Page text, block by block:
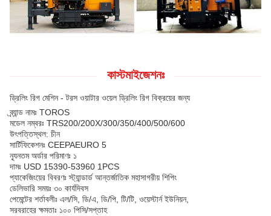
কাস্টমাইজেশনঃ
ড্রিলিং রিগ মেশিন - টরস ওয়াটার ওয়েল ড্রিলিং রিগ বিক্রয়ের জন্য
ব্র্যান্ড নামঃ TOROS
মডেল নম্বরঃ TRS200/200X/300/350/400/500/600
উৎপত্তিস্থল: চীন
সার্টিফিকেশনঃ CEEPAEURO 5
ন্যূনতম অর্ডার পরিমাণঃ ১
দামঃ USD 15390-53960 1PCS
প্যাকেজিংয়ের বিবরণঃ স্ট্যান্ডার্ড আন্তর্জাতিক মহাসাগরীয় শিপিং
ডেলিভারি সময়ঃ ৩০ কার্যদিবস
পেমেন্টের শর্তাবলীঃ এল/সি, ডি/এ, ডি/পি, টি/টি, ওয়েস্টার্ন ইউনিয়ন,
সরবরাহের ক্ষমতাঃ ১০০ পিসি/সপ্তাহ